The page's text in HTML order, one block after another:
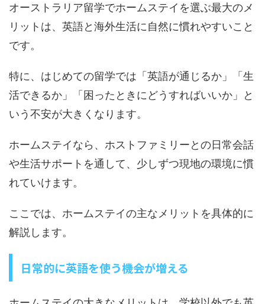
オーストラリア留学でホームステイを選ぶ最大のメ
リットは、英語と海外生活に自然に慣れやすいこと
です。
特に、はじめての留学では「英語が通じるか」「生
活できるか」「困ったときにどうすればいいか」と
いう不安が大きくなります。
ホームステイなら、ホストファミリーとの日常会話
や生活サポートを通して、少しずつ現地の環境に慣
れていけます。
ここでは、ホームステイの主なメリットを具体的に
解説します。
日常的に英語を使う機会が増える